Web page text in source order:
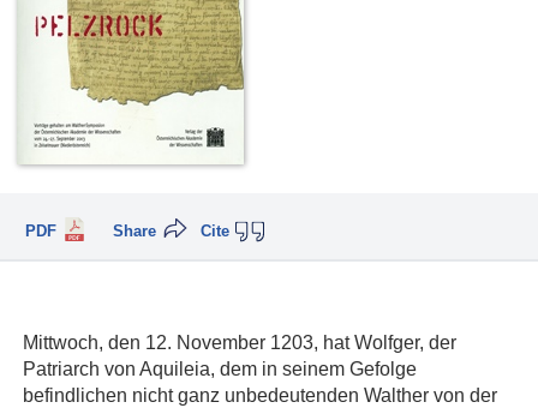
PDF Cite
Share
Mittwoch, den 12. November 1203, hat Wolfger, der
Patriarch von Aquileia, dem in seinem Gefolge
befindlichen nicht ganz unbedeutenden Walther von der